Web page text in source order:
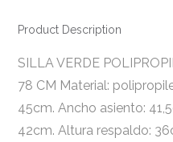
Product Description
SILLA VERDE
78 CM Material:
45cm. Ancho asiento:
42cm. Altura respaldo: